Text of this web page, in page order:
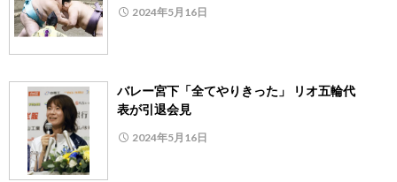
2024年5月16日
バレー宮下「全てやりきった」 リオ五輪代
表が引退会見
2024年5月16日